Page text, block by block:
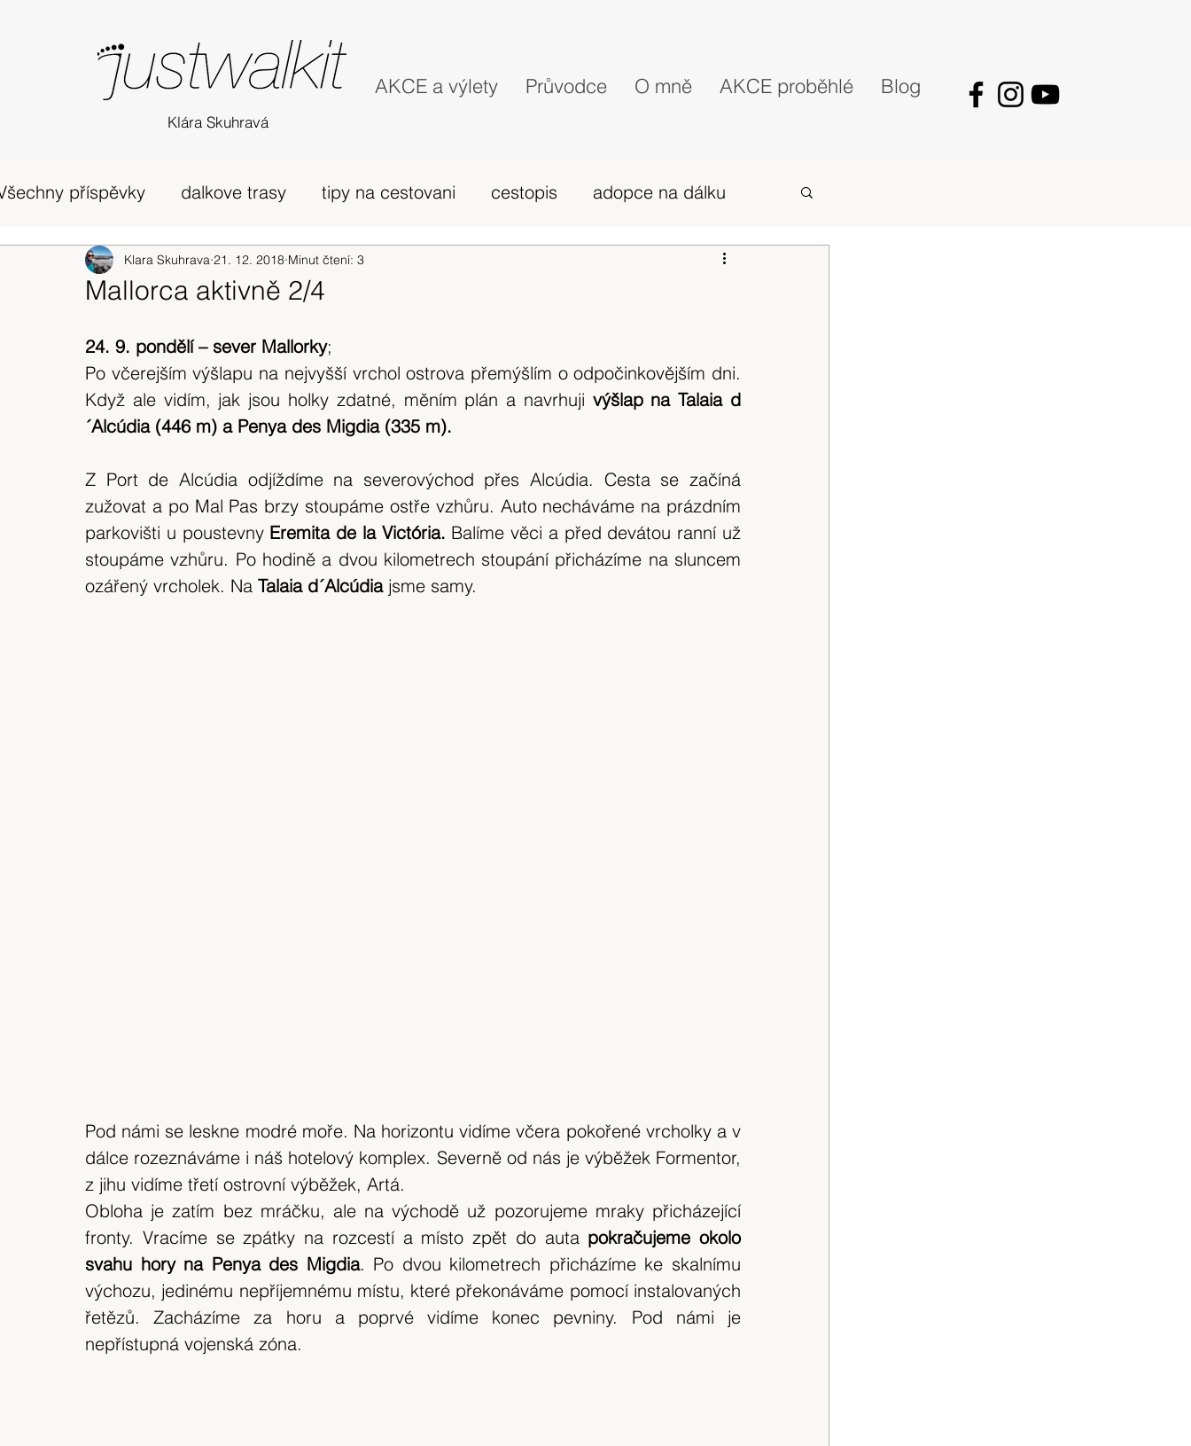
AKCE a výlety Průvodce O mně AKCE proběhlé Blog
Klára Skuhravá
příspěvky dalkove trasy tipy na cestovani cestopis adopce na dálku
Edinburgh horská túra Skotsko camino Portugues
osobni nazory Skotsko
expedice Skotské ostrovy Indonésie tip na výlet Španělsko výlet 2017
výlet 2018 Srílanka cestuj s mámou výlet 2020 Česká republika krajina
Bílé Karpaty CHKO Island
Mallorca aktivně 2/4
Klara Skuhrava 21. 12. 2018 Minut čtení: 3
24. 9. pondělí – sever Mallorky;
Po včerejším výšlapu na nejvyšší vrchol ostrova přemýšlím o odpočinkovějším dni.
Když ale vidím, jak jsou holky zdatné, měním plán a navrhuji výšlap na Talaia d
´Alcúdia (446 m) a Penya des Migdia (335 m).
Z Port de Alcúdia odjíždíme na severovýchod přes Alcúdia. Cesta se začíná
zužovat a po Mal Pas brzy stoupáme ostře vzhůru. Auto necháváme na prázdním
parkovišti u poustevny Eremita de la Victória. Balíme věci a před devátou ranní už
stoupáme vzhůru. Po hodině a dvou kilometrech stoupání přicházíme na sluncem
ozářený vrcholek. Na Talaia d´Alcúdia jsme samy.
Pod námi se leskne modré moře. Na horizontu vidíme včera pokořené vrcholky a v
dálce rozeznáváme i náš hotelový komplex. Severně od nás je výběžek Formentor,
z jihu vidíme třetí ostrovní výběžek, Artá.
Obloha je zatím bez mráčku, ale na východě už pozorujeme mraky přicházející
fronty. Vracíme se zpátky na rozcestí a místo zpět do auta pokračujeme okolo
svahu hory na Penya des Migdia. Po dvou kilometrech přicházíme ke skalnímu
výchozu, jedinému nepříjemnému místu, které překonáváme pomocí instalovaných
řetězů. Zacházíme za horu a poprvé vidíme konec pevniny. Pod námi je
nepřístupná vojenská zóna.